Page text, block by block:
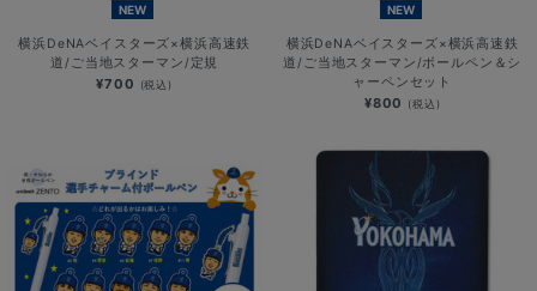
NEW
横浜DeNAベイスターズ×横浜高速鉄
道/ご当地スターマン/定規
¥700 (税込)
NEW
横浜DeNAベイスターズ×横浜高速鉄
道/ご当地スターマン/ボールペン＆シ
ャーペンセット
¥800 (税込)